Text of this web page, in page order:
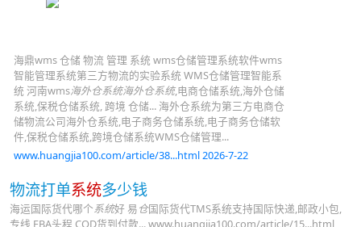
海鼎wms 仓储 物流 管理 系统 wms仓储管理系统软件wms
智能管理系统第三方物流的实验系统 WMS仓储管理智能系
统 河南wms海外仓系统海外仓系统,电商仓储系统,海外仓储
系统,保税仓储系统, 跨境 仓储... 海外仓系统为第三方电商仓
储物流公司海外仓系统,电子商务仓储系统,电子商务仓储软
件,保税仓储系统,跨境仓储系统WMS仓储管理...
www.huangjia100.com/article/38...html 2026-7-22
物流打单系统多少钱
海运国际货代哪个系统好 易仓国际货代TMS系统支持国际快递,邮政小包,
专线,FBA头程,COD货到付款... www.huangjia100.com/article/15...html